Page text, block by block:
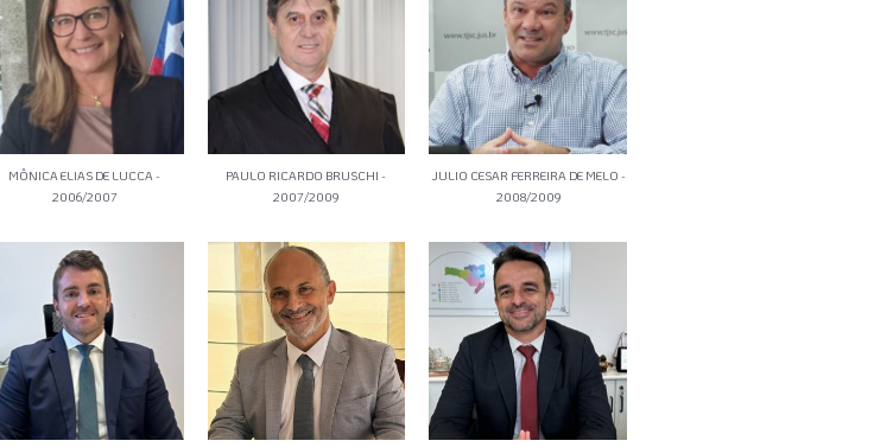
MÔNICA ELIAS DE LUCCA -
2006/2007
PAULO RICARDO BRUSCHI -
2007/2009
JULIO CESAR FERREIRA DE MELO -
2008/2009